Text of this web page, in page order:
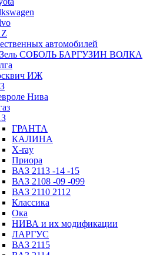
автомобилей
СОБОЛЬ БАРГУЗИН ВОЛКА
ИЖ
Нива
ГРАНТА
КАЛИНА
X-ray
Приора
ВАЗ 2113 -14 -15
ВАЗ 2108 -09 -099
ВАЗ 2110 2112
Классика
Ока
НИВА и их модификации
ЛАРГУС
ВАЗ 2115